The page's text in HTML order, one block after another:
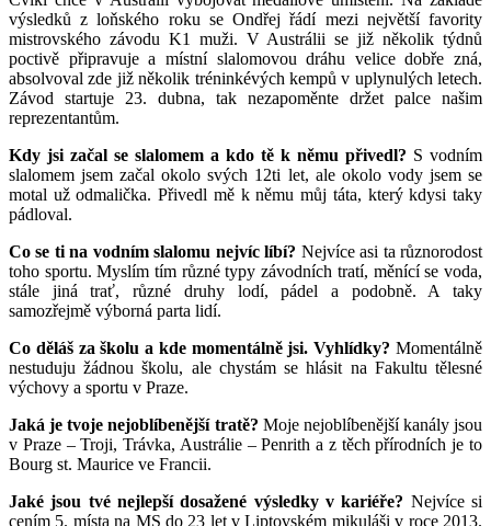
výsledků z loňského roku se Ondřej řádí mezi největší favority
mistrovského závodu K1 muži. V Austrálii se již několik týdnů
poctivě připravuje a místní slalomovou dráhu velice dobře zná,
absolvoval zde již několik tréninkévých kempů v uplynulých letech.
Závod startuje 23. dubna, tak nezapoměnte držet palce našim
reprezentantům.
Kdy jsi začal se slalomem a kdo tě k němu přivedl? S vodním
slalomem jsem začal okolo svých 12ti let, ale okolo vody jsem se
motal už odmalička. Přivedl mě k němu můj táta, který kdysi taky
pádloval.
Co se ti na vodním slalomu nejvíc líbí? Nejvíce asi ta různorodost
toho sportu. Myslím tím různé typy závodních tratí, měnící se voda,
stále jiná trať, různé druhy lodí, pádel a podobně. A taky
samozřejmě výborná parta lidí.
Co děláš za školu a kde momentálně jsi. Vyhlídky? Momentálně
nestuduju žádnou školu, ale chystám se hlásit na Fakultu tělesné
výchovy a sportu v Praze.
Jaká je tvoje nejoblíbenější tratě? Moje nejoblíbenější kanály jsou
v Praze – Troji, Trávka, Austrálie – Penrith a z těch přírodních je to
Bourg st. Maurice ve Francii.
Jaké jsou tvé nejlepší dosažené výsledky v kariéře? Nejvíce si
cením 5. místa na MS do 23 let v Liptovském mikuláši v roce 2013.